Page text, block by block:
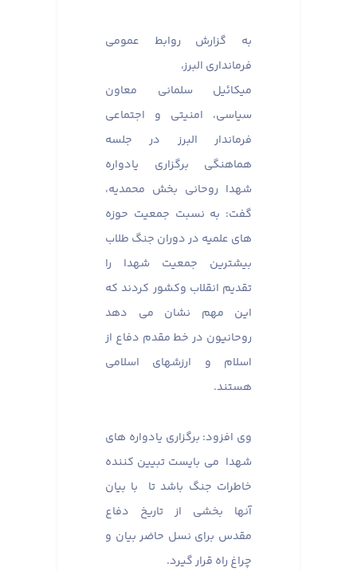
به گزارش روابط عمومی
فرمانداری البرز،
میکائیل سلمانی معاون
سیاسی، امنیتی و اجتماعی
فرماندار البرز در جلسه
هماهنگی برگزاری یادواره
شهدا روحانی بخش محمدیه،
گفت: به نسبت جمعیت حوزه
های علمیه در دوران جنگ طلاب
بیشترین جمعیت شهدا را
تقدیم انقلاب وکشور کردند که
این مهم نشان می دهد
روحانیون در خط مقدم دفاع از
اسلام و ارزشهای اسلامی
هستند.
وی افزود: برگزاری یادواره های
شهدا می بایست تبیین کننده
خاطرات جنگ باشد تا با بیان
آنها بخشی از تاریخ دفاع
مقدس برای نسل حاضر بیان و
چراغ راه قرار گیرد.